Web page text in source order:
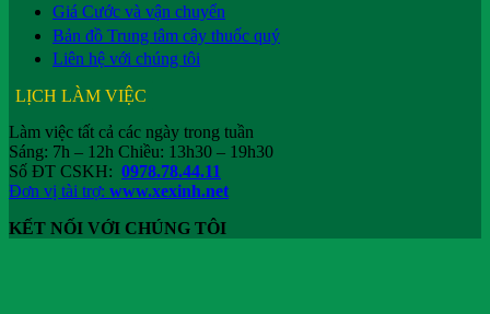
Giá Cước và vận chuyển
Bản đồ Trung tâm cây thuốc quý
Liên hệ với chúng tôi
LỊCH LÀM VIỆC
Làm việc tất cả các ngày trong tuần
Sáng: 7h – 12h Chiều: 13h30 – 19h30
Số ĐT CSKH: 0978.78.44.11
Đơn vị tài trợ: www.xexinh.net
KẾT NỐI VỚI CHÚNG TÔI